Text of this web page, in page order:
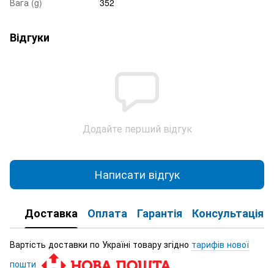
Відгуки
Додайте перший відгук
Написати відгук
Доставка Оплата Гарантія Консультація
Вартість доставки по Україні товару згідно тарифів нової
пошти